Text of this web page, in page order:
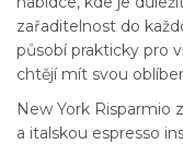
zařaditelnost do
působí prakticky pro
chtějí mít svou
New York Risparmio
a italskou espresso